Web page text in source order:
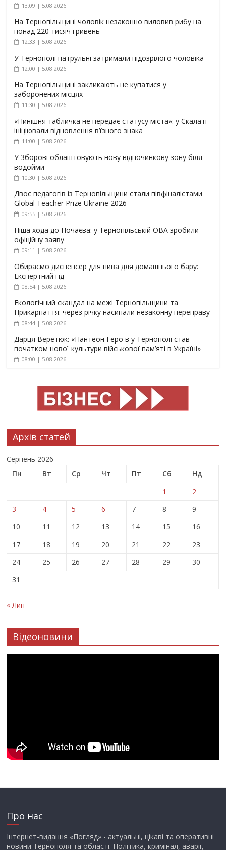
13:09 | 5.08.2026
На Тернопільщині чоловік незаконно виловив рибу на
понад 220 тисяч гривень
12:33 | 5.08.2026
У Тернополі патрульні затримали підозрілого чоловіка
12:00 | 5.08.2026
На Тернопільщині закликають не купатися у
заборонених місцях
11:30 | 5.08.2026
«Нинішня табличка не передає статусу міста»: у Скалаті
ініціювали відновлення в’їзного знака
11:00 | 5.08.2026
У Зборові облаштовують нову відпочинкову зону біля
водойми
10:30 | 5.08.2026
Двоє педагогів із Тернопільщини стали півфіналістами
Global Teacher Prize Ukraine 2026
09:55 | 5.08.2026
Піша хода до Почаєва: у Тернопільській ОВА зробили
офіційну заяву
09:11 | 5.08.2026
Обираємо диспенсер для пива для домашнього бару:
Експертний гід
08:54 | 5.08.2026
Екологічний скандал на межі Тернопільщини та
Прикарпаття: через річку насипали незаконну переправу
08:44 | 5.08.2026
Дарця Веретюк: «Пантеон Героїв у Тернополі став
початком нової культури військової пам’яті в Україні»
08:00 | 5.08.2026
Архів статей
Серпень 2026
Пн
Вт Ср Чт Пт Сб
Нд
1
2
3
4 5 6 7 8
9
10
11 12 13 14 15
16
17
18 19 20 21 22
23
24
25 26 27 28 29
30
31
« Лип
Відеоновини
Про нас
Інтернет-видання «Погляд» - актуальні, цікаві та оперативні
новини Тернополя та області. Політика, кримінал, аварії,